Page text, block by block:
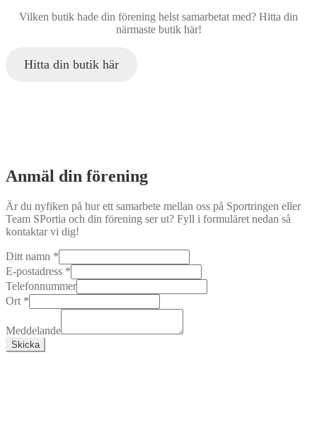
Vilken butik hade din förening helst samarbetat med? Hitta din
närmaste butik här!
Hitta din butik här
Anmäl din förening
Är du nyfiken på hur ett samarbete mellan oss på Sportringen eller
Team SPortia och din förening ser ut? Fyll i formuläret nedan så
kontaktar vi dig!
Ditt namn *
E-postadress *
Telefonnummer
Ort *
Meddelande
Skicka